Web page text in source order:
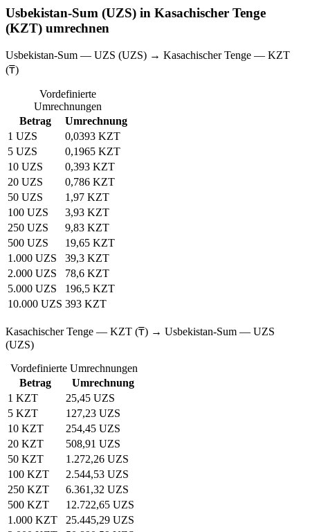
Usbekistan-Sum (UZS) in Kasachischer Tenge
(KZT) umrechnen
Usbekistan-Sum — UZS (UZS) → Kasachischer Tenge — KZT
(₸)
Vordefinierte
Umrechnungen
Betrag
Umrechnung
1 UZS
0,0393 KZT
5 UZS
0,1965 KZT
10 UZS
0,393 KZT
20 UZS
0,786 KZT
50 UZS
1,97 KZT
100 UZS
3,93 KZT
250 UZS
9,83 KZT
500 UZS
19,65 KZT
1.000 UZS
39,3 KZT
2.000 UZS
78,6 KZT
5.000 UZS
196,5 KZT
10.000 UZS 393 KZT
Kasachischer Tenge — KZT (₸) → Usbekistan-Sum — UZS
(UZS)
Vordefinierte Umrechnungen
Betrag
Umrechnung
1 KZT
25,45 UZS
5 KZT
127,23 UZS
10 KZT
254,45 UZS
20 KZT
508,91 UZS
50 KZT
1.272,26 UZS
100 KZT
2.544,53 UZS
250 KZT
6.361,32 UZS
500 KZT
12.722,65 UZS
1.000 KZT
25.445,29 UZS